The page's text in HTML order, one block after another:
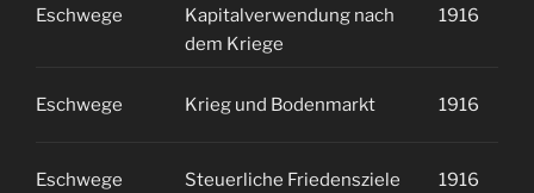
Eschwege
Kapitalverwendung nach
dem Kriege
1916
Eschwege Krieg und Bodenmarkt 1916
Eschwege Steuerliche Friedensziele 1916